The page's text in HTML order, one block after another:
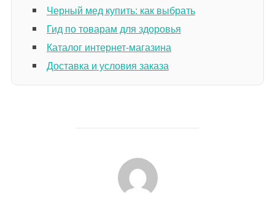
Черный мед купить: как выбрать
Гид по товарам для здоровья
Каталог интернет-магазина
Доставка и условия заказа
АВТОР ЗАПИСИ